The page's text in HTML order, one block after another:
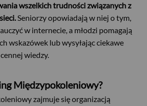
wszelkich trudności związanych z
Seniorzy opowiadają w niej o tym,
w internecie, a młodzi pomagają
wskazówek lub wysyłając ciekawe
wiedzy.
Międzypokoleniowy?
zajmuje się organizacją